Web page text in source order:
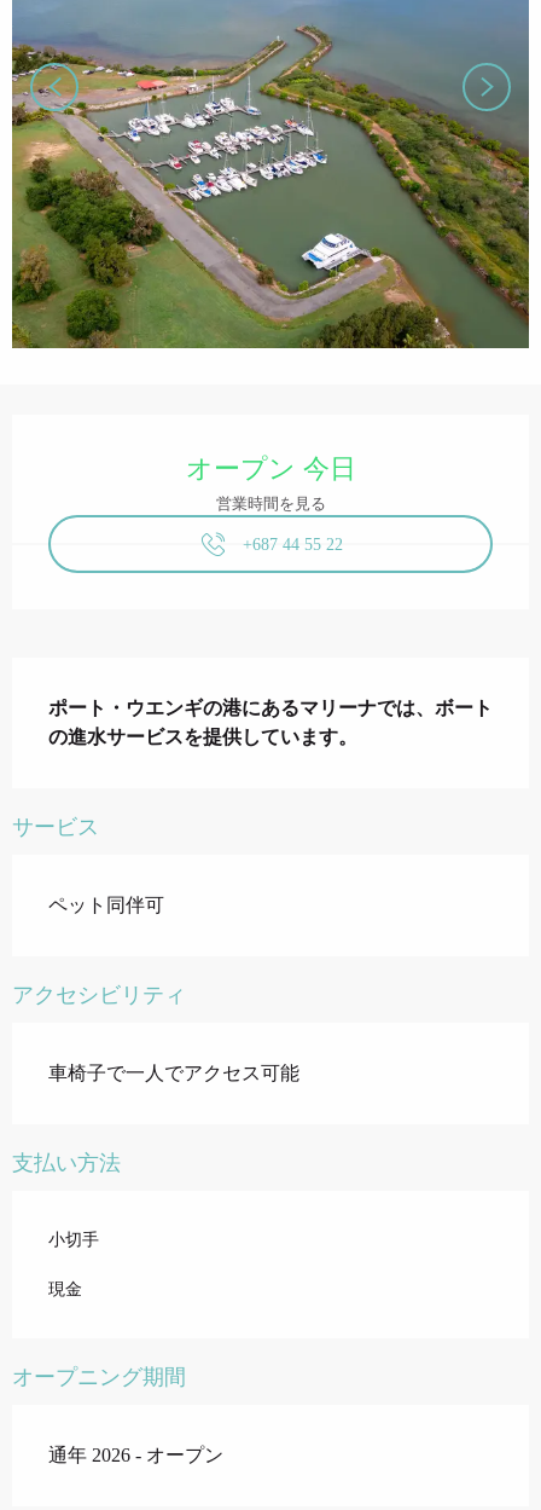
オープン 今日
営業時間を見る
+687 44 55 22
ポート・ウエンギの港にあるマリーナでは、ボート
の進水サービスを提供しています。
サービス
ペット同伴可
アクセシビリティ
車椅子で一人でアクセス可能
支払い方法
小切手
現金
オープニング期間
通年 2026 - オープン